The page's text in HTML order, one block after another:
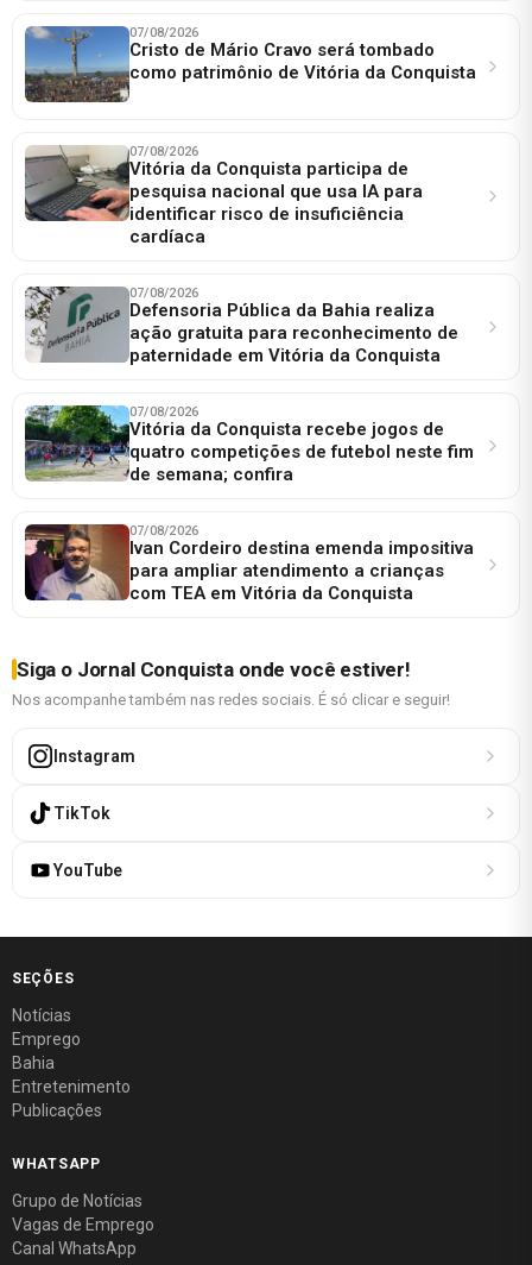
07/08/2026
Cristo de Mário Cravo será tombado
como patrimônio de Vitória da Conquista
07/08/2026
Vitória da Conquista participa de
pesquisa nacional que usa IA para
identificar risco de insuficiência
cardíaca
07/08/2026
Defensoria Pública da Bahia realiza
ação gratuita para reconhecimento de
paternidade em Vitória da Conquista
07/08/2026
Vitória da Conquista recebe jogos de
quatro competições de futebol neste fim
de semana; confira
07/08/2026
Ivan Cordeiro destina emenda impositiva
para ampliar atendimento a crianças
com TEA em Vitória da Conquista
Siga o Jornal Conquista onde você estiver!
Nos acompanhe também nas redes sociais. É só clicar e seguir!
Instagram
TikTok
YouTube
SEÇÕES
Notícias
Emprego
Bahia
Entretenimento
Publicações
WHATSAPP
Grupo de Notícias
Vagas de Emprego
Canal WhatsApp